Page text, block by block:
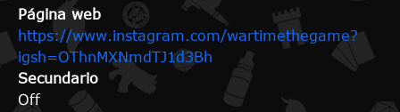
Página web
https://www.instagram.com/wartimethegame?
igsh=OThnMXNmdTJ1d3Bh
Secundario
Off